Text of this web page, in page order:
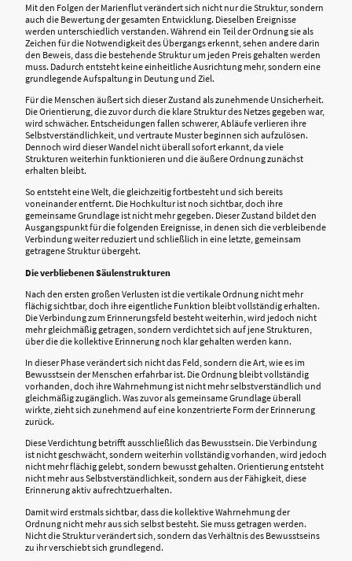
Mit den Folgen der Marienflut verändert sich nicht nur die Struktur, sondern
auch die Bewertung der gesamten Entwicklung. Dieselben Ereignisse
werden unterschiedlich verstanden. Während ein Teil der Ordnung sie als
Zeichen für die Notwendigkeit des Übergangs erkennt, sehen andere darin
den Beweis, dass die bestehende Struktur um jeden Preis gehalten werden
muss. Dadurch entsteht keine einheitliche Ausrichtung mehr, sondern eine
grundlegende Aufspaltung in Deutung und Ziel.
Für die Menschen äußert sich dieser Zustand als zunehmende Unsicherheit.
Die Orientierung, die zuvor durch die klare Struktur des Netzes gegeben war,
wird schwächer. Entscheidungen fallen schwerer, Abläufe verlieren ihre
Selbstverständlichkeit, und vertraute Muster beginnen sich aufzulösen.
Dennoch wird dieser Wandel nicht überall sofort erkannt, da viele
Strukturen weiterhin funktionieren und die äußere Ordnung zunächst
erhalten bleibt.
So entsteht eine Welt, die gleichzeitig fortbesteht und sich bereits
voneinander entfernt. Die Hochkultur ist noch sichtbar, doch ihre
gemeinsame Grundlage ist nicht mehr gegeben. Dieser Zustand bildet den
Ausgangspunkt für die folgenden Ereignisse, in denen sich die verbleibende
Verbindung weiter reduziert und schließlich in eine letzte, gemeinsam
getragene Struktur übergeht.
Die verbliebenen Säulenstrukturen
Nach den ersten großen Verlusten ist die vertikale Ordnung nicht mehr
flächig sichtbar, doch ihre eigentliche Funktion bleibt vollständig erhalten.
Die Verbindung zum Erinnerungsfeld besteht weiterhin, wird jedoch nicht
mehr gleichmäßig getragen, sondern verdichtet sich auf jene Strukturen,
über die die kollektive Erinnerung noch klar gehalten werden kann.
In dieser Phase verändert sich nicht das Feld, sondern die Art, wie es im
Bewusstsein der Menschen erfahrbar ist. Die Ordnung bleibt vollständig
vorhanden, doch ihre Wahrnehmung ist nicht mehr selbstverständlich und
gleichmäßig zugänglich. Was zuvor als gemeinsame Grundlage überall
wirkte, zieht sich zunehmend auf eine konzentrierte Form der Erinnerung
zurück.
Diese Verdichtung betrifft ausschließlich das Bewusstsein. Die Verbindung
ist nicht geschwächt, sondern weiterhin vollständig vorhanden, wird jedoch
nicht mehr flächig gelebt, sondern bewusst gehalten. Orientierung entsteht
nicht mehr aus Selbstverständlichkeit, sondern aus der Fähigkeit, diese
Erinnerung aktiv aufrechtzuerhalten.
Damit wird erstmals sichtbar, dass die kollektive Wahrnehmung der
Ordnung nicht mehr aus sich selbst besteht. Sie muss getragen werden.
Nicht die Struktur verändert sich, sondern das Verhältnis des Bewusstseins
zu ihr verschiebt sich grundlegend.